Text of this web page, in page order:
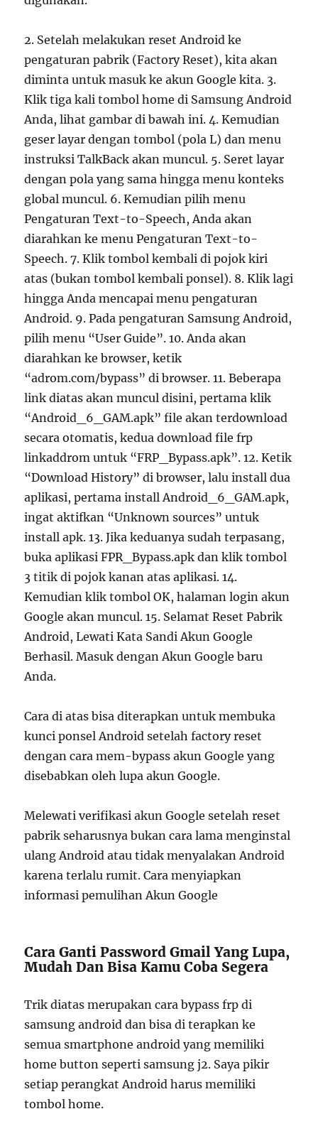
2. Setelah melakukan reset Android ke
pengaturan pabrik (Factory Reset), kita akan
diminta untuk masuk ke akun Google kita. 3.
Klik tiga kali tombol home di Samsung Android
Anda, lihat gambar di bawah ini. 4. Kemudian
geser layar dengan tombol (pola L) dan menu
instruksi TalkBack akan muncul. 5. Seret layar
dengan pola yang sama hingga menu konteks
global muncul. 6. Kemudian pilih menu
Pengaturan Text-to-Speech, Anda akan
diarahkan ke menu Pengaturan Text-to-
Speech. 7. Klik tombol kembali di pojok kiri
atas (bukan tombol kembali ponsel). 8. Klik lagi
hingga Anda mencapai menu pengaturan
Android. 9. Pada pengaturan Samsung Android,
pilih menu “User Guide”. 10. Anda akan
diarahkan ke browser, ketik
“adrom.com/bypass” di browser. 11. Beberapa
link diatas akan muncul disini, pertama klik
“Android_6_GAM.apk” file akan terdownload
secara otomatis, kedua download file frp
linkaddrom untuk “FRP_Bypass.apk”. 12. Ketik
“Download History” di browser, lalu install dua
aplikasi, pertama install Android_6_GAM.apk,
ingat aktifkan “Unknown sources” untuk
install apk. 13. Jika keduanya sudah terpasang,
buka aplikasi FPR_Bypass.apk dan klik tombol
3 titik di pojok kanan atas aplikasi. 14.
Kemudian klik tombol OK, halaman login akun
Google akan muncul. 15. Selamat Reset Pabrik
Android, Lewati Kata Sandi Akun Google
Berhasil. Masuk dengan Akun Google baru
Anda.
Cara di atas bisa diterapkan untuk membuka
kunci ponsel Android setelah factory reset
dengan cara mem-bypass akun Google yang
disebabkan oleh lupa akun Google.
Melewati verifikasi akun Google setelah reset
pabrik seharusnya bukan cara lama menginstal
ulang Android atau tidak menyalakan Android
karena terlalu rumit. Cara menyiapkan
informasi pemulihan Akun Google
Cara Ganti Password Gmail Yang Lupa,
Mudah Dan Bisa Kamu Coba Segera
Trik diatas merupakan cara bypass frp di
samsung android dan bisa di terapkan ke
semua smartphone android yang memiliki
home button seperti samsung j2. Saya pikir
setiap perangkat Android harus memiliki
tombol home.